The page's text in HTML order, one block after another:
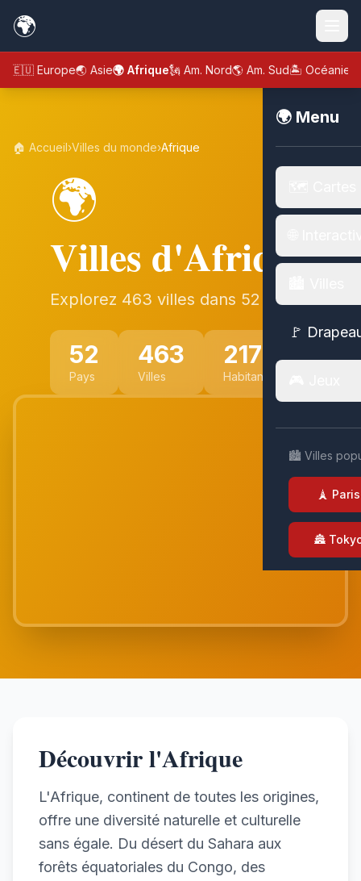
🌍
🇪🇺 Europe🌏 Asie🌍 Afrique🗽 Am. Nord🌎 Am. Sud🏝️ Océanie
🌍 Menu
🚩
🏙️ Villes
🗼 Paris
🏯
🏠 Accueil›Villes du monde›Afrique
🌍
Villes d'Afrique
Explorez 463 villes dans 52 pays
52
Pays
463
Villes
217M
Habitants
Découvrir l'Afrique
L'Afrique, continent de toutes les origines,
offre une diversité naturelle et culturelle
sans égale. Du désert du Sahara aux
forêts équatoriales du Congo, des